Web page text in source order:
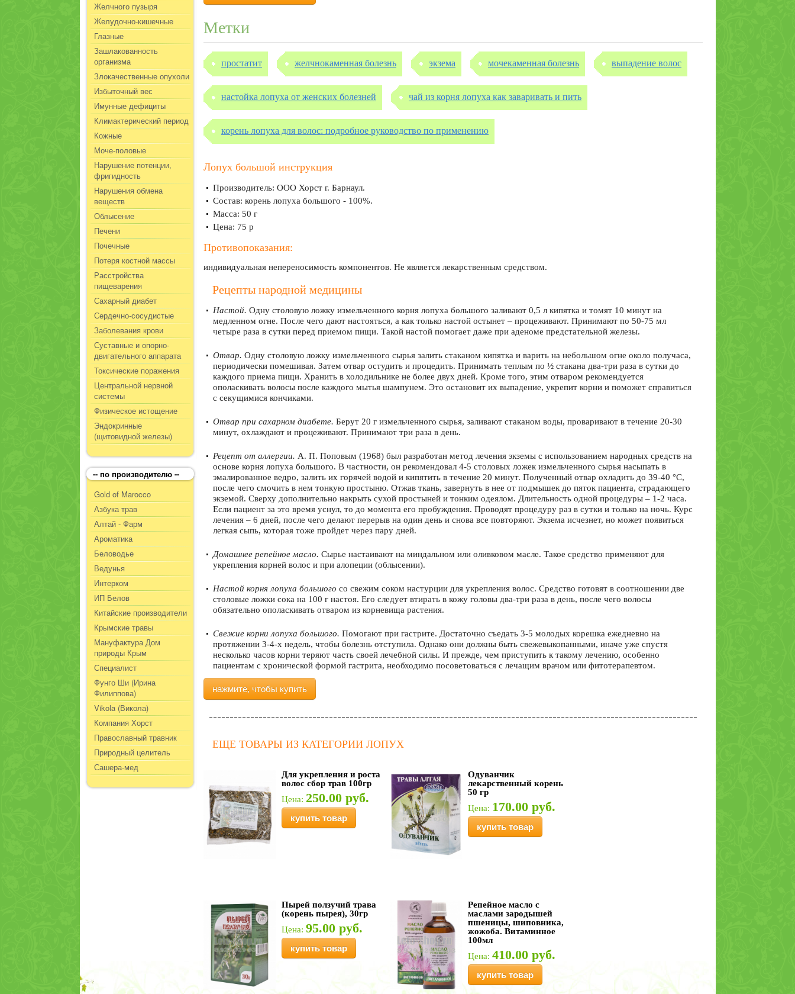
Желчного пузыря
Желудочно-кишечные
Глазные
Зашлакованность
организма
Злокачественные опухоли
Избыточный вес
Имунные дефициты
Климактерический период
Кожные
Моче-половые
Нарушение потенции,
фригидность
Нарушения обмена
веществ
Облысение
Печени
Почечные
Потеря костной массы
Расстройства
пищеварения
Сахарный диабет
Сердечно-сосудистые
Заболевания крови
Суставные и опорно-
двигательного аппарата
Токсические поражения
Центральной нервной
системы
Физическое истощение
Эндокринные
(щитовидной железы)
-- по производителю --
Gold of Marocco
Азбука трав
Алтай - Фарм
Ароматика
Беловодье
Ведунья
Интерком
ИП Белов
Китайские производители
Крымские травы
Мануфактура Дом
природы Крым
Специалист
Фунго Ши (Ирина
Филиппова)
Vikola (Викола)
Компания Хорст
Православный травник
Природный целитель
Сашера-мед
Метки
простатит желчнокаменная болезнь экзема мочекаменная болезнь выпадение волос
настойка лопуха от женских болезней чай из корня лопуха как заваривать и пить
корень лопуха для волос: подробное руководство по применению
Лопух большой инструкция
Производитель: ООО Хорст г. Барнаул.
Состав: корень лопуха большого - 100%.
Масса: 50 г
Цена: 75 р
Противопоказания:
индивидуальная непереносимость компонентов. Не является лекарственным средством.
Рецепты народной медицины
Настой. Одну столовую ложку измельченного корня лопуха большого заливают 0,5 л кипятка и томят 10 минут на
медленном огне. После чего дают настояться, а как только настой остынет – процеживают. Принимают по 50-75 мл
четыре раза в сутки перед приемом пищи. Такой настой помогает даже при аденоме предстательной железы.
Отвар. Одну столовую ложку измельченного сырья залить стаканом кипятка и варить на небольшом огне около получаса,
периодически помешивая. Затем отвар остудить и процедить. Принимать теплым по ½ стакана два-три раза в сутки до
каждого приема пищи. Хранить в холодильнике не более двух дней. Кроме того, этим отваром рекомендуется
ополаскивать волосы после каждого мытья шампунем. Это остановит их выпадение, укрепит корни и поможет справиться
с секущимися кончиками.
Отвар при сахарном диабете. Берут 20 г измельченного сырья, заливают стаканом воды, проваривают в течение 20-30
минут, охлаждают и процеживают. Принимают три раза в день.
Рецепт от аллергии. А. П. Поповым (1968) был разработан метод лечения экземы с использованием народных средств на
основе корня лопуха большого. В частности, он рекомендовал 4-5 столовых ложек измельченного сырья насыпать в
эмалированное ведро, залить их горячей водой и кипятить в течение 20 минут. Полученный отвар охладить до 39-40 °С,
после чего смочить в нем тонкую простыню. Отжав ткань, завернуть в нее от подмышек до пяток пациента, страдающего
экземой. Сверху дополнительно накрыть сухой простыней и тонким одеялом. Длительность одной процедуры – 1-2 часа.
Если пациент за это время уснул, то до момента его пробуждения. Проводят процедуру раз в сутки и только на ночь. Курс
лечения – 6 дней, после чего делают перерыв на один день и снова все повторяют. Экзема исчезнет, но может появиться
легкая сыпь, которая тоже пройдет через пару дней.
Домашнее репейное масло. Сырье настаивают на миндальном или оливковом масле. Такое средство применяют для
укрепления корней волос и при алопеции (облысении).
Настой корня лопуха большого со свежим соком настурции для укрепления волос. Средство готовят в соотношении две
столовые ложки сока на 100 г настоя. Его следует втирать в кожу головы два-три раза в день, после чего волосы
обязательно ополаскивать отваром из корневища растения.
Свежие корни лопуха большого. Помогают при гастрите. Достаточно съедать 3-5 молодых корешка ежедневно на
протяжении 3-4-х недель, чтобы болезнь отступила. Однако они должны быть свежевыкопанными, иначе уже спустя
несколько часов корни теряют часть своей лечебной силы. И прежде, чем приступить к такому лечению, особенно
пациентам с хронической формой гастрита, необходимо посоветоваться с лечащим врачом или фитотерапевтом.
нажмите, чтобы купить
ЕЩЕ ТОВАРЫ ИЗ КАТЕГОРИИ ЛОПУХ
Для укрепления и роста
волос сбор трав 100гр
Цена: 250.00 руб.
купить товар
Одуванчик
лекарственный корень
50 гр
Цена: 170.00 руб.
купить товар
Пырей ползучий трава
(корень пырея), 30гр
Цена: 95.00 руб.
купить товар
Репейное масло c
маслами зародышей
пшеницы, шиповника,
жожоба. Витаминное
100мл
Цена: 410.00 руб.
купить товар